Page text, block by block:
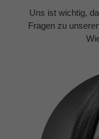
Uns ist wichtig,
Fragen zu